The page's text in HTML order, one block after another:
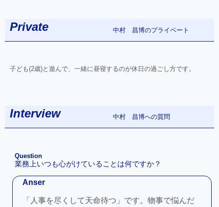
Private 中村 昌博のプライベート
子ども(2歳)と遊んで、一緒に昼寝するのが休日の過ごし方です。
Interview 中村 昌博への質問
Question
業務上いつも心がけていることは何ですか？
Anser
「人事を尽くして天命待つ」です。物事で悩んだ